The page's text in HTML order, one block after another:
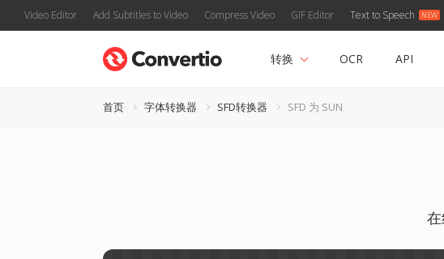
Video Editor Add Subtitles to Video Compress Video GIF Editor Text to Speech
转换 OCR API
首页 字体转换器 SFD转换器 SFD 为 SUN